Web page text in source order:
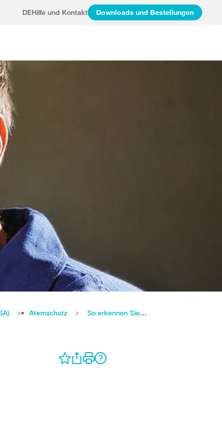
DEHilfe und Kontakt Downloads und Bestellungen
Atemschutz So erkennen Sie richtige FFP2- und FFP3-Atemschutzmasken